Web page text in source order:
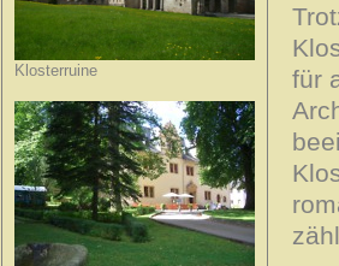
Klosterruine
für